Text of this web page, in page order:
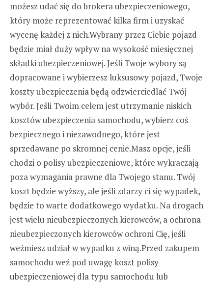
możesz udać się do brokera ubezpieczeniowego,
który może reprezentować kilka firm i uzyskać
wycenę każdej z nich.Wybrany przez Ciebie pojazd
będzie miał duży wpływ na wysokość miesięcznej
składki ubezpieczeniowej. Jeśli Twoje wybory są
dopracowane i wybierzesz luksusowy pojazd, Twoje
koszty ubezpieczenia będą odzwierciedlać Twój
wybór. Jeśli Twoim celem jest utrzymanie niskich
kosztów ubezpieczenia samochodu, wybierz coś
bezpiecznego i niezawodnego, które jest
sprzedawane po skromnej cenie.Masz opcje, jeśli
chodzi o polisy ubezpieczeniowe, które wykraczają
poza wymagania prawne dla Twojego stanu. Twój
koszt będzie wyższy, ale jeśli zdarzy ci się wypadek,
będzie to warte dodatkowego wydatku. Na drogach
jest wielu nieubezpieczonych kierowców, a ochrona
nieubezpieczonych kierowców ochroni Cię, jeśli
weźmiesz udział w wypadku z winą.Przed zakupem
samochodu weź pod uwagę koszt polisy
ubezpieczeniowej dla typu samochodu lub